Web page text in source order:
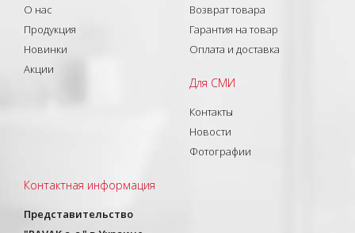
О нас
Продукция
Новинки
Акции
Возврат товара
Гарантия на товар
Оплата и доставка
Для СМИ
Контакты
Новости
Фотографии
Контактная информация
Представительство